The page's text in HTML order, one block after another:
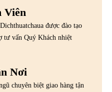
Viên
được đào tạo
tư vấn Quý Khách nhiệt
Nơi
chuyên biệt giao hàng tận